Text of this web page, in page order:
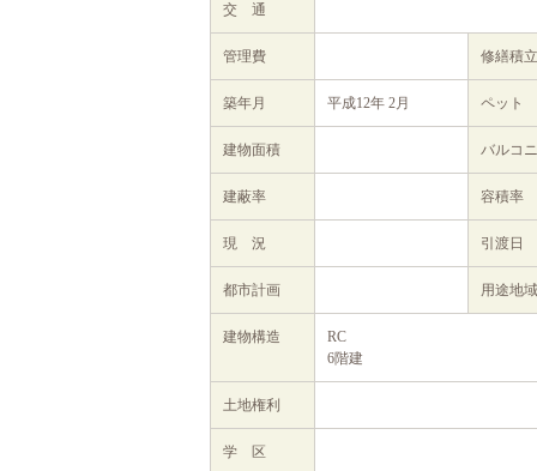
交 通
管理費 修繕積
築年月 平成12年 2月 ペット
建物面積 バルコ
建蔽率 容積率
現 況 引渡日
都市計画 用途地域
建物構造
RC
6階建
土地権利
学 区